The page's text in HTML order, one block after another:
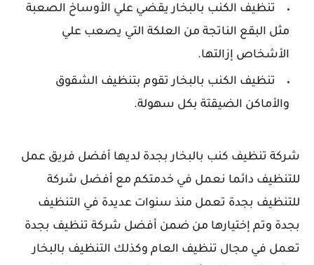
تنظيف الكنب بالبخار يقضي علي الأوساخ الصعبة
مثل البقع الناتجة من العلكة التي يصعب علي
الأشخاص إزالتها.
تنظيف الكنب بالبخار تقوم بتنظيف الشقوق
والأماكن الضيقتة بكل سهولة.
شركة تنظيف كنب بالبخار بجدة لديها أفضل فريق عمل
للتنظيف دائما نعمل في خدمتكم مع أفضل شركة
للتنظيف بجدة تعمل منذ سنوات عديدة في التنظيف
بجدة وتم إختيارها من ضمن أفضل شركة تنظيف بجدة
تعمل في مجال تنظيف العام وكذلك التنظيف بالبخار